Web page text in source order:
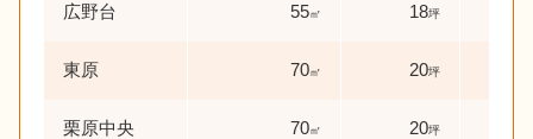
広野台 55㎡ 18坪
東原 70㎡ 20坪
栗原中央 70㎡ 20坪